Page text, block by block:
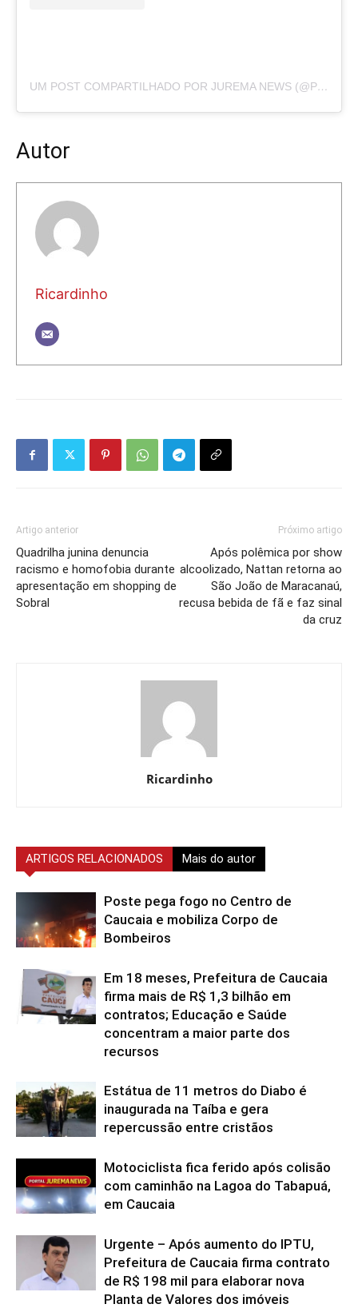
UM POST COMPARTILHADO POR JUREMA NEWS (@PORTALJUREMANEWS)
Autor
Ricardinho
Artigo anterior
Quadrilha junina denuncia
racismo e homofobia durante
apresentação em shopping de
Sobral
Próximo artigo
Após polêmica por show
alcoolizado, Nattan retorna ao
São João de Maracanaú,
recusa bebida de fã e faz sinal
da cruz
Ricardinho
ARTIGOS RELACIONADOS Mais do autor
Poste pega fogo no Centro de
Caucaia e mobiliza Corpo de
Bombeiros
Em 18 meses, Prefeitura de Caucaia
firma mais de R$ 1,3 bilhão em
contratos; Educação e Saúde
concentram a maior parte dos
recursos
Estátua de 11 metros do Diabo é
inaugurada na Taíba e gera
repercussão entre cristãos
Motociclista fica ferido após colisão
com caminhão na Lagoa do Tabapuá,
em Caucaia
Urgente – Após aumento do IPTU,
Prefeitura de Caucaia firma contrato
de R$ 198 mil para elaborar nova
Planta de Valores dos imóveis